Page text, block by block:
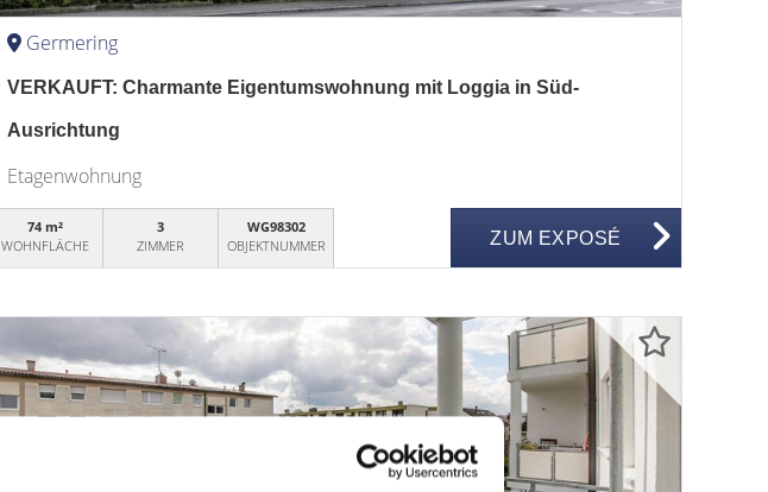
Germering
VERKAUFT: Charmante Eigentumswohnung mit Loggia in Süd-
Ausrichtung
Etagenwohnung
74 m²
WOHNFLÄCHE
3
ZIMMER
WG98302
OBJEKTNUMMER
ZUM EXPOSÉ